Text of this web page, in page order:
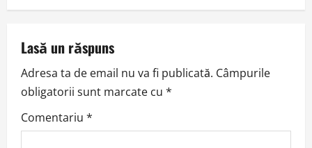
n
a
v
i
g
Lasă un răspuns
Adresa ta de email nu va fi publicată. Câmpurile
obligatorii sunt marcate cu *
Comentariu *